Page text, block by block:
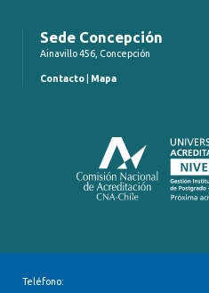
Sede Concepción
Ainavillo 456, Concepción
Contacto Mapa
Teléfono: